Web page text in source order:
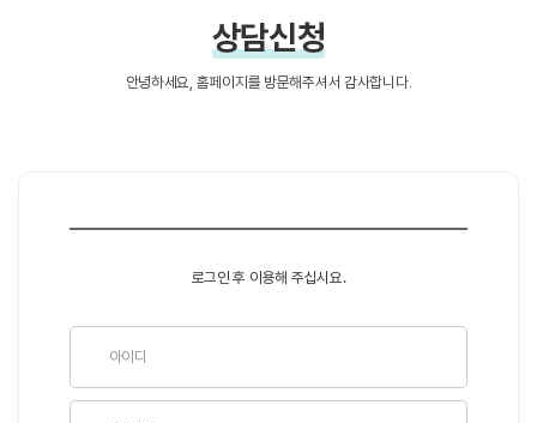
상담신청
안녕하세요, 홈페이지를 방문해주셔서 감사합니다.
로그인 후 이용해 주십시요.